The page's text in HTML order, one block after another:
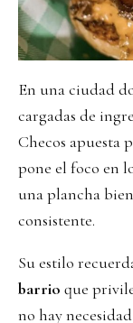
En una ciudad
cargadas de
Checos apuesta
pone el foco en
una plancha
consistente.
Su estilo
barrio que
no hay